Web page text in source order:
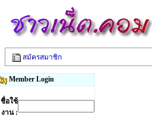
สมัครสมาชิก
Member Login
ชื่อใช้
งาน :